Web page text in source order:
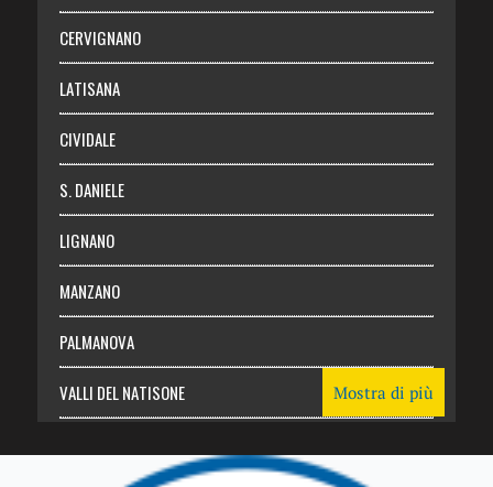
Abbonati
Login
CERVIGNANO
LATISANA
CIVIDALE
S. DANIELE
LIGNANO
MANZANO
PALMANOVA
VALLI DEL NATISONE Mostra di più